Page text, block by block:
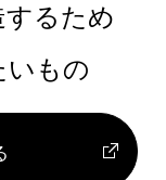
るため
いもの